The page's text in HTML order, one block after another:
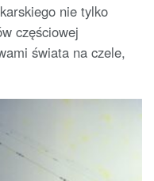
nie tylko
częściowej
świata na czele,